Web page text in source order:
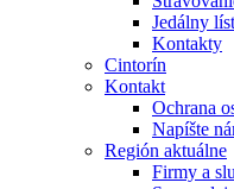
Jedálny
Kontakty
Cintorín
Kontakt
Ochrana
Napíšte
Región aktuálne
Firmy a